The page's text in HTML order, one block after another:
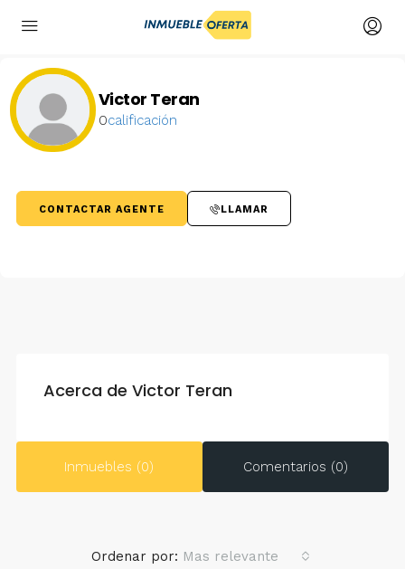
Victor Teran
0calificación
CONTACTAR AGENTE LLAMAR
Acerca de Victor Teran
Inmuebles (0) Comentarios (0)
Ordenar por: Mas relevante